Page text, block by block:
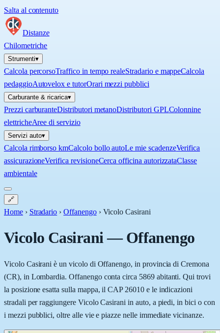
Salta al contenuto
Distanze
Chilometriche
Strumenti▾
Calcola percorsoTraffico in tempo realeStradario e mappeCalcola
pedaggioAutovelox e tutorOrari mezzi pubblici
Carburante & ricarica▾
Prezzi carburanteDistributori metanoDistributori GPLColonnine
elettricheAree di servizio
Servizi auto▾
Calcola rimborso kmCalcolo bollo autoLe mie scadenzeVerifica
assicurazioneVerifica revisioneCerca officina autorizzataClasse
ambientale
🔗
Home › Stradario › Offanengo › Vicolo Casirani
Vicolo Casirani—Offanengo
Vicolo Casirani è un vicolo di Offanengo, in provincia di Cremona
(CR), in Lombardia. Offanengo conta circa 5869 abitanti. Qui trovi
la posizione esatta sulla mappa, il CAP 26010 e le indicazioni
stradali per raggiungere Vicolo Casirani in auto, a piedi, in bici o con
i mezzi pubblici, oltre alle vie e piazze nelle immediate vicinanze.